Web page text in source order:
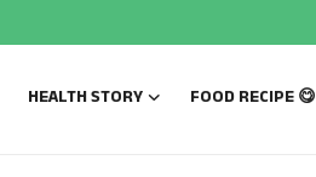
HEALTH STORY FOOD RECIPE 😋